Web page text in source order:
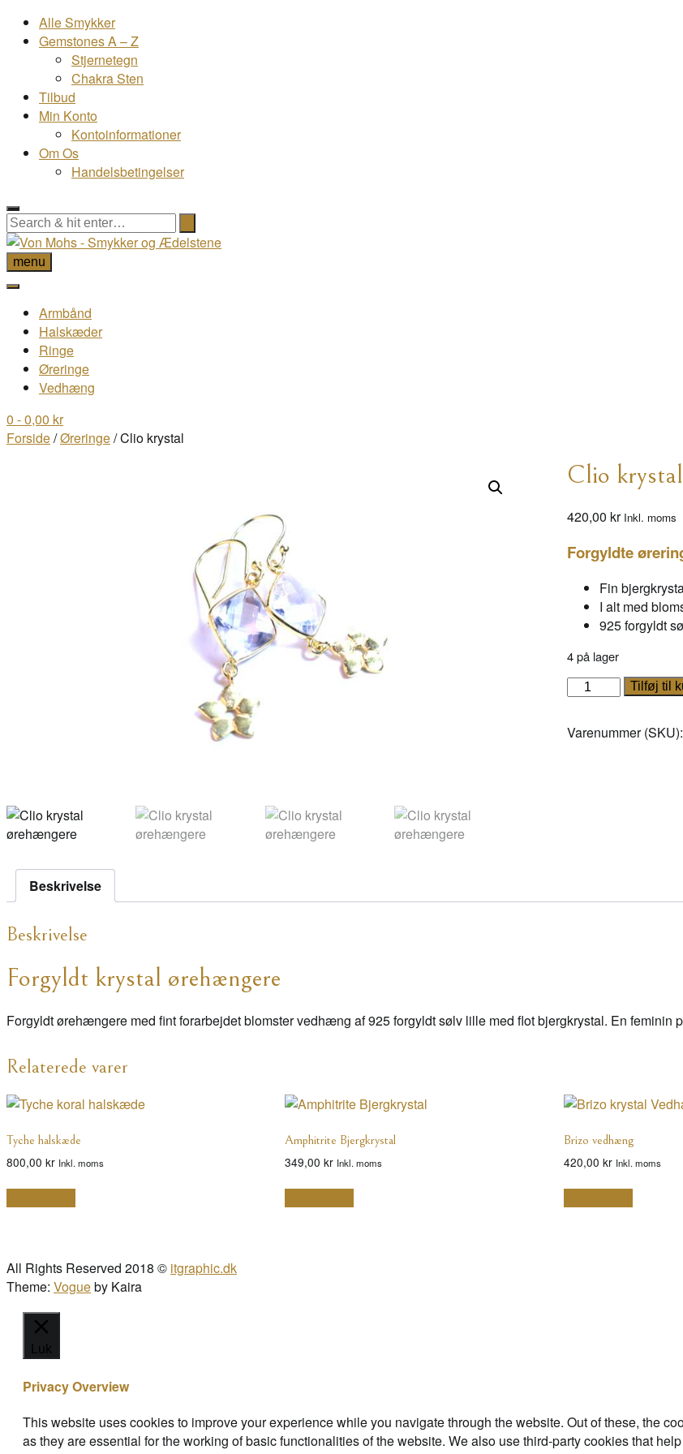
Alle Smykker
Gemstones A – Z
Stjernetegn
Chakra Sten
Tilbud
Min Konto
Kontoinformationer
Om Os
Handelsbetingelser
menu
Armbånd
Halskæder
Ringe
Øreringe
Vedhæng
0 - 0,00 kr
Forside/Øreringe/ Clio krystal
Clio krystal
420,00 kr Inkl. moms
Forgyldte
Fin
I alt med
925 forgyldt
4 på lager
Clio
Tilføj til
Varenummer (SKU):
Beskrivelse
Beskrivelse
Forgyldt krystal ørehængere
Forgyldt ørehængere med fint forarbejdet blomster vedhæng af 925 forgyldt sølv lille med flot bjergkrystal. En feminin
Relaterede varer
Tyche halskæde
800,00 kr Inkl. moms
Amphitrite Bjergkrystal
349,00kr Inkl. moms
Brizo vedhæng
420,00 kr Inkl. moms
All Rights Reserved 2018 © itgraphic.dk
Theme: Vogueby Kaira
Luk
Privacy Overview
This website uses cookies to improve your experience while you navigate through the website. Out of these, the
as they are essential for the working of basic functionalities of the website. We also use third-party cookies that